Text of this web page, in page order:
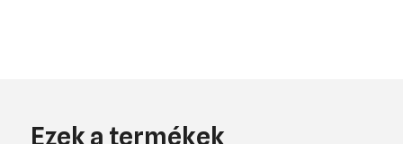
Ezek a termékek